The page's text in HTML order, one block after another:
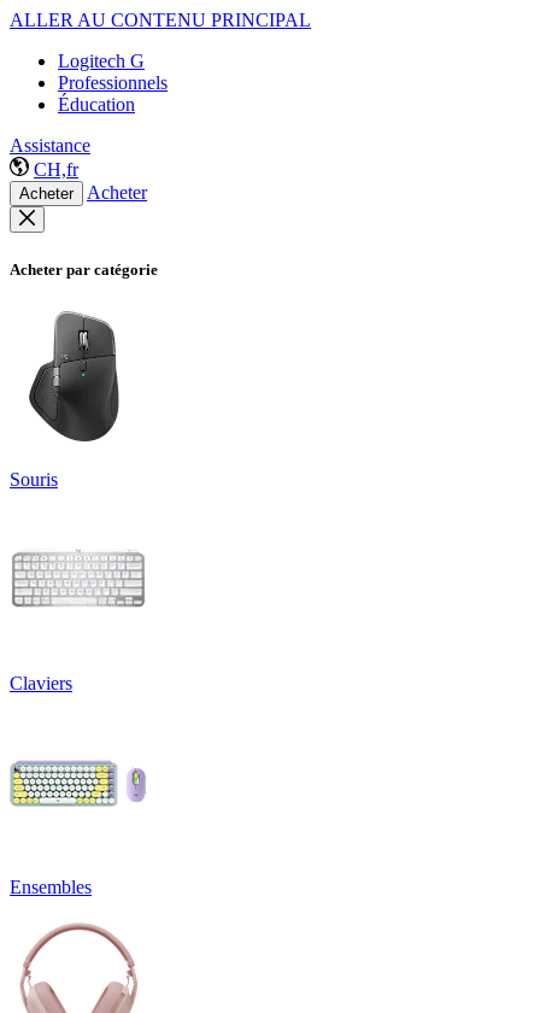
ALLER AU CONTENU PRINCIPAL
Logitech G
Professionnels
Éducation
Assistance
CH,fr
Acheter Acheter
Acheter par catégorie
Souris
Claviers
Ensembles